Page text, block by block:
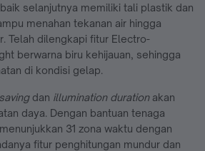
selanjutnya memiliki tali plastik dan
menahan tekanan air hingga
Telah dilengkapi fitur Electro-
berwarna biru kehijauan, sehingga
di kondisi gelap.
dan illumination duration akan
daya. Dengan bantuan tenaga
31 zona waktu dengan
fitur penghitungan mundur dan